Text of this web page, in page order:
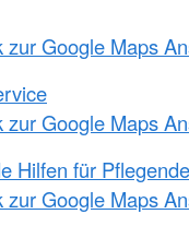
zur Google Maps
zur Google Maps
Hilfen für Pflegende
zur Google Maps